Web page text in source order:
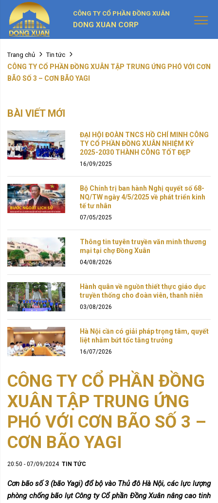
CÔNG TY CỔ PHẦN ĐỒNG XUÂN
DONG XUAN CORP
Trang chủ Tin tức
CÔNG TY CỔ PHẦN ĐỒNG XUÂN TẬP TRUNG ỨNG PHÓ VỚI CƠN
BÃO SỐ 3 – CƠN BÃO YAGI
BÀI VIẾT MỚI
ĐẠI HỘI ĐOÀN TNCS HỒ CHÍ MINH CÔNG
TY CỔ PHẦN ĐỒNG XUÂN NHIỆM KỲ
2025-2030 THÀNH CÔNG TỐT ĐẸP
16/09/2025
Bộ Chính trị ban hành Nghị quyết số 68-
NQ/TW ngày 4/5/2025 về phát triển kinh
tế tư nhân
07/05/2025
Thông tin tuyên truyền văn minh thương
mại tại chợ Đồng Xuân
04/08/2026
Hành quân về nguồn thiết thực giáo dục
truyền thống cho đoàn viên, thanh niên
03/08/2026
Hà Nội cần có giải pháp trọng tâm, quyết
liệt nhằm bứt tốc tăng trưởng
16/07/2026
CÔNG TY CỔ PHẦN ĐỒNG
XUÂN TẬP TRUNG ỨNG
PHÓ VỚI CƠN BÃO SỐ 3 –
CƠN BÃO YAGI
20:50 - 07/09/2024 TIN TỨC
Cơn bão số 3 (bão Yagi) đổ bộ vào Thủ đô Hà Nội, các lực lượng
phòng chống bão lụt Công ty Cổ phần Đồng Xuân nâng cao tinh